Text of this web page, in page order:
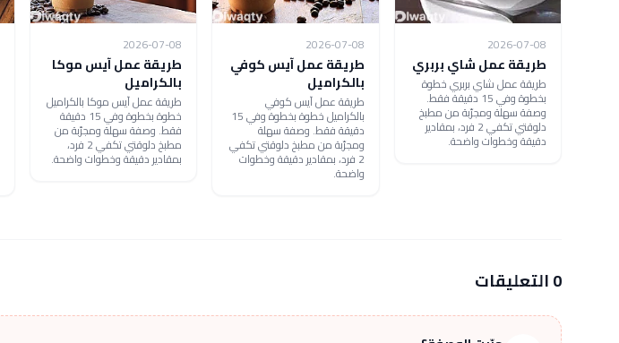
2026-07-08
طريقة عمل شاي بربري
طريقة عمل شاي بربري خطوة
بخطوة وفي 15 دقيقة فقط.
وصفة سهلة ومجرّبة من مطبخ
دلوقتي تكفي 2 فرد، بمقادير
دقيقة وخطوات واضحة.
2026-07-08
طريقة عمل آيس كوفي
بالكراميل
طريقة عمل آيس كوفي
بالكراميل خطوة بخطوة وفي 15
دقيقة فقط. وصفة سهلة
ومجرّبة من مطبخ دلوقتي تكفي
2 فرد، بمقادير دقيقة وخطوات
واضحة.
2026-07-08
طريقة عمل آيس موكا
بالكراميل
طريقة عمل آيس موكا بالكراميل
خطوة بخطوة وفي 15 دقيقة
فقط. وصفة سهلة ومجرّبة من
مطبخ دلوقتي تكفي 2 فرد،
بمقادير دقيقة وخطوات واضحة.
0 التعليقات